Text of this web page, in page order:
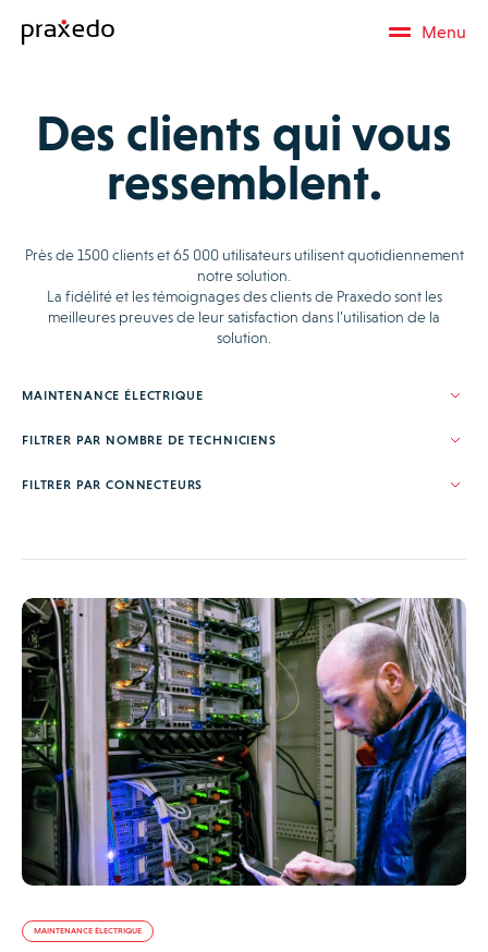
Menu
Des clients qui vous
ressemblent.
Près de 1500 clients et 65 000 utilisateurs utilisent quotidiennement
notre solution.
La fidélité et les témoignages des clients de Praxedo sont les
meilleures preuves de leur satisfaction dans l’utilisation de la
solution.
MAINTENANCE ÉLECTRIQUE